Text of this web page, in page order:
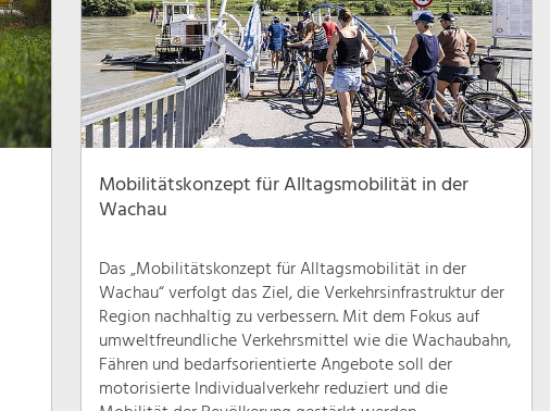
Mobilitätskonzept für Alltagsmobilität in der
Wachau
Das „Mobilitätskonzept für Alltagsmobilität in der
Wachau“ verfolgt das Ziel, die Verkehrsinfrastruktur der
Region nachhaltig zu verbessern. Mit dem Fokus auf
umweltfreundliche Verkehrsmittel wie die Wachaubahn,
Fähren und bedarfsorientierte Angebote soll der
motorisierte Individualverkehr reduziert und die